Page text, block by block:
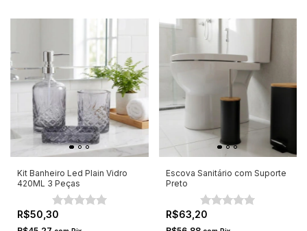
Kit Banheiro Led Plain Vidro
420ML 3 Peças
R$50,30
Escova Sanitário com Suporte
Preto
R$63,20